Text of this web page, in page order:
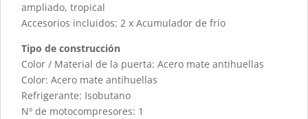
ampliado, tropical
Accesorios incluidos: 2 x Acumulador de frío
Tipo de construcción
Color / Material de la puerta: Acero mate antihuellas
Color: Acero mate antihuellas
Refrigerante: Isobutano
Nº de motocompresores: 1